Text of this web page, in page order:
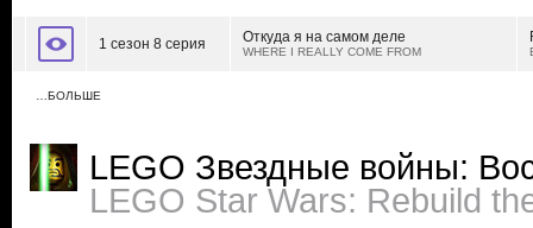
1 сезон 8 серия Откуда я на самом деле
WHERE I REALLY COME FROM
…БОЛЬШЕ
LEGO Звездные войны:
LEGO Star Wars: Rebuild